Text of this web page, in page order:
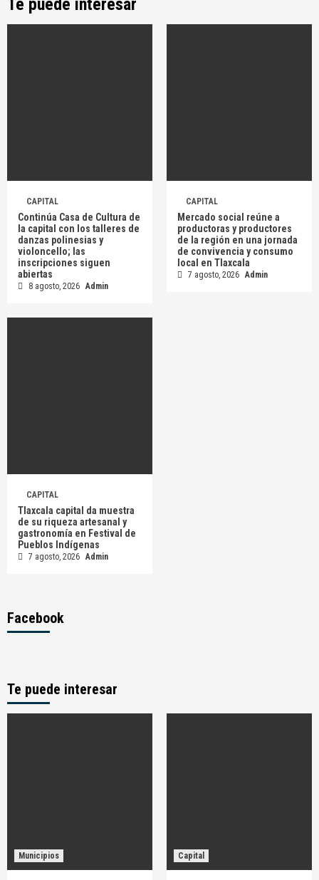
Te puede interesar
CAPITAL
Continúa Casa de Cultura de
la capital con los talleres de
danzas polinesias y
violoncello; las
inscripciones siguen
abiertas
8 agosto, 2026 Admin
CAPITAL
Mercado social reúne a
productoras y productores
de la región en una jornada
de convivencia y consumo
local en Tlaxcala
7 agosto, 2026 Admin
CAPITAL
Tlaxcala capital da muestra
de su riqueza artesanal y
gastronomía en Festival de
Pueblos Indígenas
7 agosto, 2026 Admin
Facebook
Te puede interesar
Municipios Capital